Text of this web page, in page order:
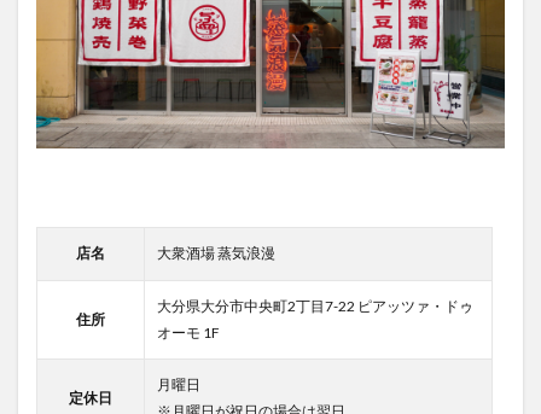
店名 大衆酒場 蒸気浪漫
住所
大分県大分市中央町2丁目7-22 ピアッツァ・ドゥ
オーモ 1F
定休日
月曜日